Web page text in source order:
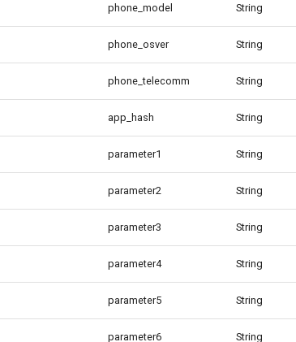
phone_model String
phone_osver String
phone_telecomm String
app_hash String
parameter1 String
parameter2 String
parameter3 String
parameter4 String
parameter5 String
parameter6 String